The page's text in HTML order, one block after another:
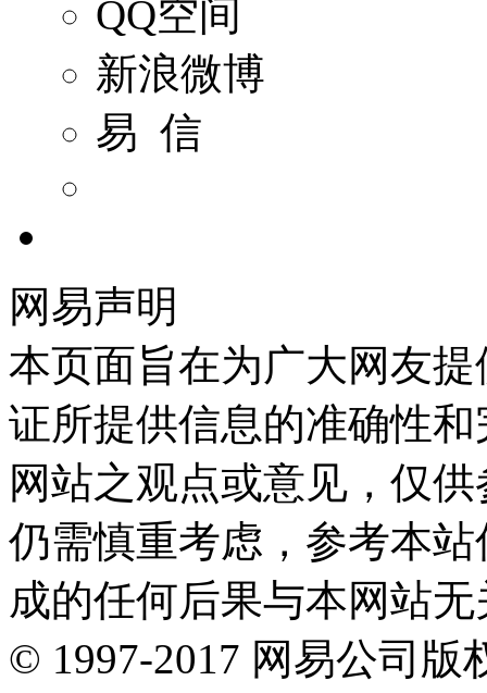
QQ空间
新浪微博
易 信
网易声明
本页面旨在为广大网友
证所提供信息的准确性
网站之观点或意见，仅
仍需慎重考虑，参考本
成的任何后果与本网站
© 1997-2017 网易公司版